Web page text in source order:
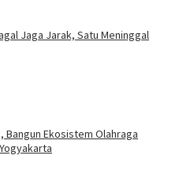
Jaga Jarak, Satu Meninggal
Bangun Ekosistem Olahraga